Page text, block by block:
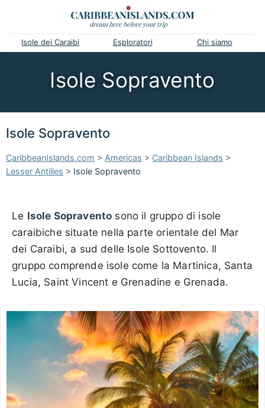
Isole dei Caraibi Esploratori Chi siamo
Isole Sopravento
Isole Sopravento
CaribbeanIslands.com > Americas > Caribbean Islands >
Lesser Antilles > Isole Sopravento
Le Isole Sopravento sono il gruppo di isole
caraibiche situate nella parte orientale del Mar
dei Caraibi, a sud delle Isole Sottovento. Il
gruppo comprende isole come la Martinica, Santa
Lucia, Saint Vincent e Grenadine e Grenada.